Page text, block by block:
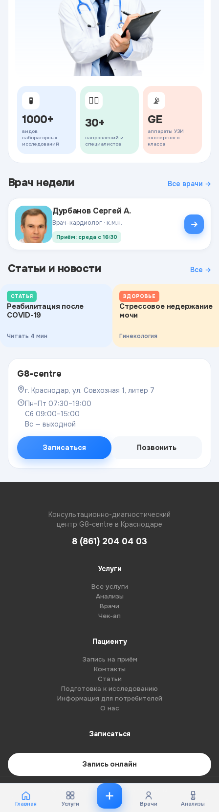
🧪
1000+
видов
лабораторных
исследований
👨‍⚕️
30+
направлений и
специалистов
📡
GE
аппараты УЗИ
экспертного
класса
Врач недели Все врачи →
Дурбанов Сергей А.
Врач-кардиолог · к.м.н.
Приём: среда с 16:30
Статьи и новости Все →
СТАТЬЯ
Реабилитация после
COVID-19
Читать 4 мин
ЗДОРОВЬЕ
Стрессовое недержание
мочи
Гинекология
G8-centre
г. Краснодар, ул. Совхозная 1, литер 7
Пн–Пт 07:30–19:00
Сб 09:00–15:00
Вс — выходной
Записаться Позвонить
Консультационно-диагностический
центр G8-centre в Краснодаре
8 (861) 204 04 03
Услуги
Все услуги
Анализы
Врачи
Чек-ап
Пациенту
Запись на приём
Контакты
Статьи
Подготовка к исследованию
Информация для потребителей
О нас
Записаться
Запись онлайн
© 2026 G8-centre. Все права защищены.
Имеются противопоказания. Необходима консультация специалиста.
Главная Услуги Врачи Анализы